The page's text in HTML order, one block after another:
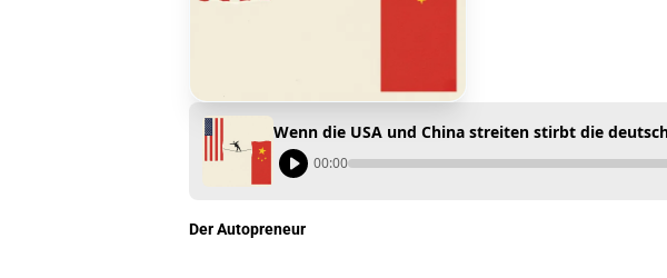
Wenn die USA und China streiten stirbt die
00:00
Der Autopreneur